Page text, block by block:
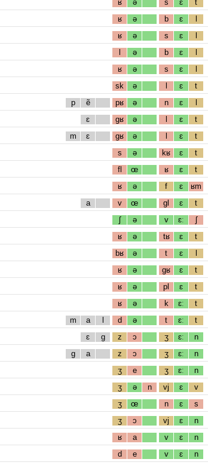
ʁ ə s ɛ t
ʁ ə b ɛ l
ʁ ə s ɛ l
l ə b ɛ l
ʁ ə s ɛ l
sk ə l ɛ t
p ẽ pʁ ə n ɛ l
ɛ gʁ ə l ɛ t
m ɛ gʁ ə l ɛ t
s ə kʁ ɛ t
fl œ ʁ ɛ t
ʁ ə f ɛ ʁm
a v œ gl ɛ t
ʃ ə v ɛː ʃ
ʁ ə tʁ ɛ t
bʁ ə t ɛ l
ʁ ə gʁ ɛ t
ʁ ə pl ɛ t
ʁ ə k ɛː t
m a l d ə t ɛː t
ɛ g z ɔ ʒ ɛː n
g a z ɔ ʒ ɛː n
ʒ e ʒ ɛː n
ʒ ə n vj ɛ v
ʒ œ n ɛ s
ʒ ɔ vj ɛ n
ʁ a v ɛ n
d e v ɛ n